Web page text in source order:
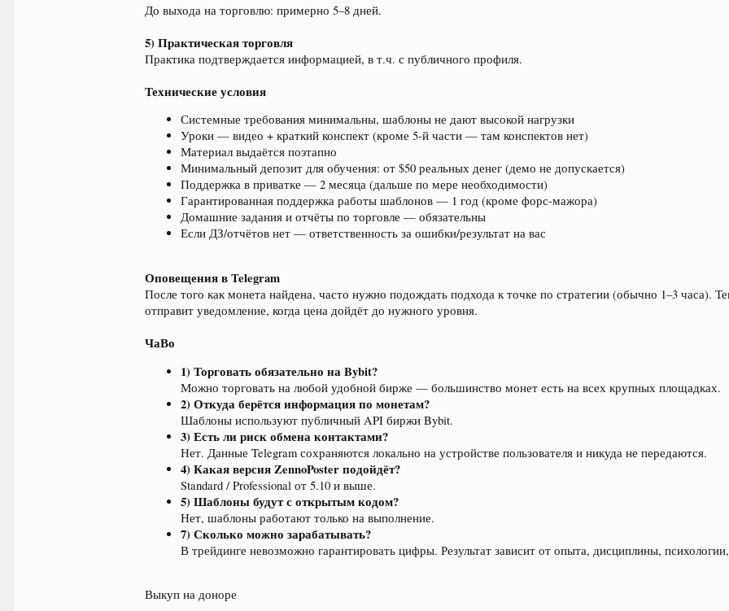
До выхода на торговлю: примерно 5–8 дней.
5) Практическая торговля
Практика подтверждается информацией, в т.ч. с публичного профиля.
Технические условия
Системные требования минимальны, шаблоны не дают высокой нагрузки
Уроки — видео + краткий конспект (кроме 5-й части — там конспектов нет)
Материал выдаётся поэтапно
Минимальный депозит для обучения: от $50 реальных денег (демо не допускается)
Поддержка в приватке — 2 месяца (дальше по мере необходимости)
Гарантированная поддержка работы шаблонов — 1 год (кроме форс-мажора)
Домашние задания и отчёты по торговле — обязательны
Если ДЗ/отчётов нет — ответственность за ошибки/результат на вас
Оповещения в Telegram
После того как монета найдена, часто нужно подождать подхода к точке по стратегии (обычно 1–3
отправит уведомление, когда цена дойдёт до нужного уровня.
ЧаВо
1) Торговать обязательно на Bybit?
Можно торговать на любой удобной бирже — большинство монет есть на всех крупных площадках.
2) Откуда берётся информация по монетам?
Шаблоны используют публичный API биржи Bybit.
3) Есть ли риск обмена контактами?
Нет. Данные Telegram сохраняются локально на устройстве пользователя и никуда не передаются.
4) Какая версия ZennoPoster подойдёт?
Standard / Professional от 5.10 и выше.
5) Шаблоны будут с открытым кодом?
Нет, шаблоны работают только на выполнение.
7) Сколько можно зарабатывать?
В трейдинге невозможно гарантировать цифры. Результат зависит от опыта, дисциплины,
Выкуп на доноре